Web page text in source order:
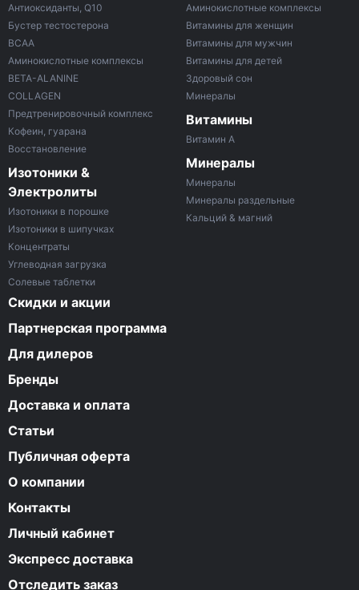
Антиоксиданты, Q10
Бустер тестостерона
ВСАА
Аминокислотные комплексы
BETA-ALANINE
COLLAGEN
Предтренировочный комплекс
Кофеин, гуарана
Восстановление
Изотоники &
Электролиты
Изотоники в порошке
Изотоники в шипучках
Концентраты
Углеводная загрузка
Солевые таблетки
Аминокислотные комплексы
Витамины для женщин
Витамины для мужчин
Витамины для детей
Здоровый сон
Минералы
Витамины
Витамин A
Минералы
Минералы
Минералы раздельные
Кальций & магний
Скидки и акции
Партнерская программа
Для дилеров
Бренды
Доставка и оплата
Статьи
Публичная оферта
О компании
Контакты
Личный кабинет
Экспресс доставка
Отследить заказ